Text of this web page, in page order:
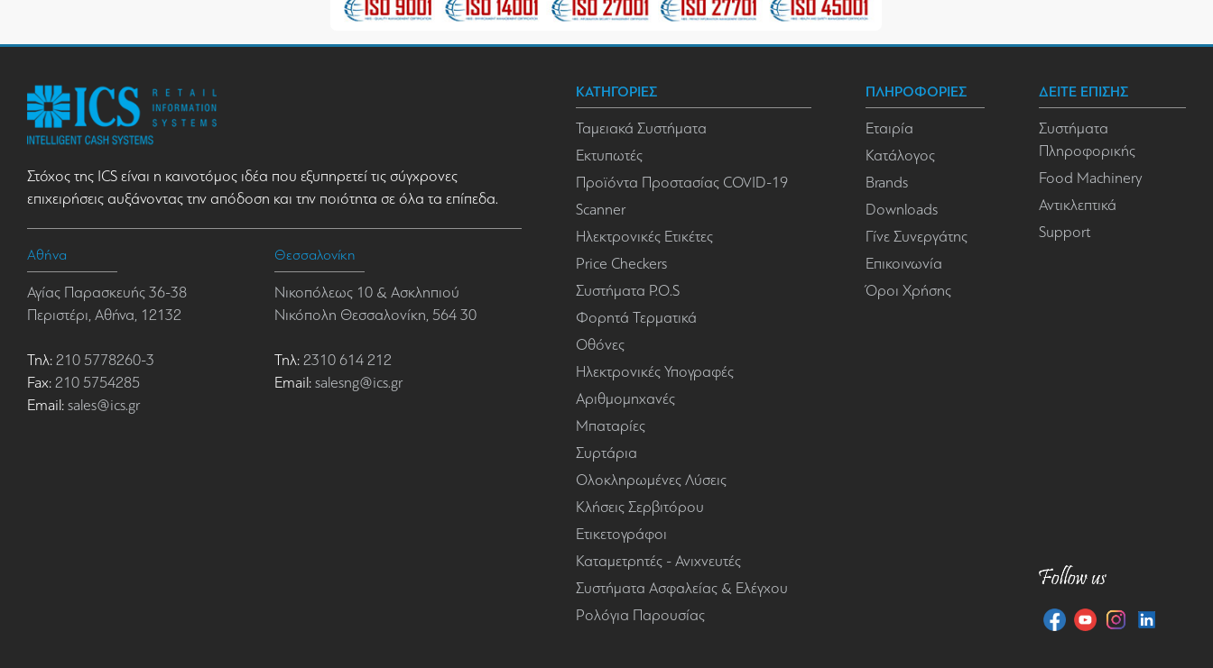
Στόχος της ICS είναι η καινοτόμος ιδέα που εξυπηρετεί τις σύγχρονες
επιχειρήσεις αυξάνοντας την απόδοση και την ποιότητα σε όλα τα επίπεδα.
Αθήνα
Αγίας Παρασκευής 36-38
Περιστέρι, Αθήνα, 12132
Τηλ: 210 5778260-3
Fax: 210 5754285
Email: sales@ics.gr
Θεσσαλονίκη
Νικοπόλεως 10 & Ασκληπιού
Νικόπολη Θεσσαλονίκη, 564 30
Τηλ: 2310 614 212
Email: salesng@ics.gr
ΚΑΤΗΓΟΡΙΕΣ
Ταμειακά Συστήματα
Εκτυπωτές
Προϊόντα Προστασίας COVID-19
Scanner
Ηλεκτρονικές Ετικέτες
Price Checkers
Συστήματα P.O.S
Φορητά Τερματικά
Οθόνες
Ηλεκτρονικές Υπογραφές
Αριθμομηχανές
Μπαταρίες
Συρτάρια
Ολοκληρωμένες Λύσεις
Κλήσεις Σερβιτόρου
Ετικετογράφοι
Καταμετρητές - Ανιχνευτές
Συστήματα Ασφαλείας & Ελέγχου
Ρολόγια Παρουσίας
ΠΛΗΡΟΦΟΡΙΕΣ
Εταιρία
Κατάλογος
Brands
Downloads
Γίνε Συνεργάτης
Επικοινωνία
Όροι Χρήσης
ΔΕΙΤΕ ΕΠΙΣΗΣ
Συστήματα
Πληροφορικής
Food Machinery
Αντικλεπτικά
Support